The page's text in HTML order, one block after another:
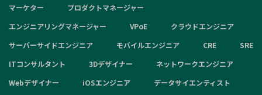
マーケター
プロダクトマネージャー
エンジニアリングマネージャー
VPoE
クラウドエンジニア
サーバーサイドエンジニア
モバイルエンジニア CRE
SRE
ITコンサルタント
3Dデザイナー
ネットワークエンジニア
Webデザイナー
iOSエンジニア
データサイエンティスト